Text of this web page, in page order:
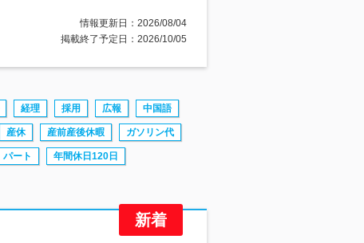
情報更新日：2026/08/04
掲載終了予定日：2026/10/05
経理 採用 広報 中国語
産休 産前産後休暇 ガソリン代
パート 年間休日120日